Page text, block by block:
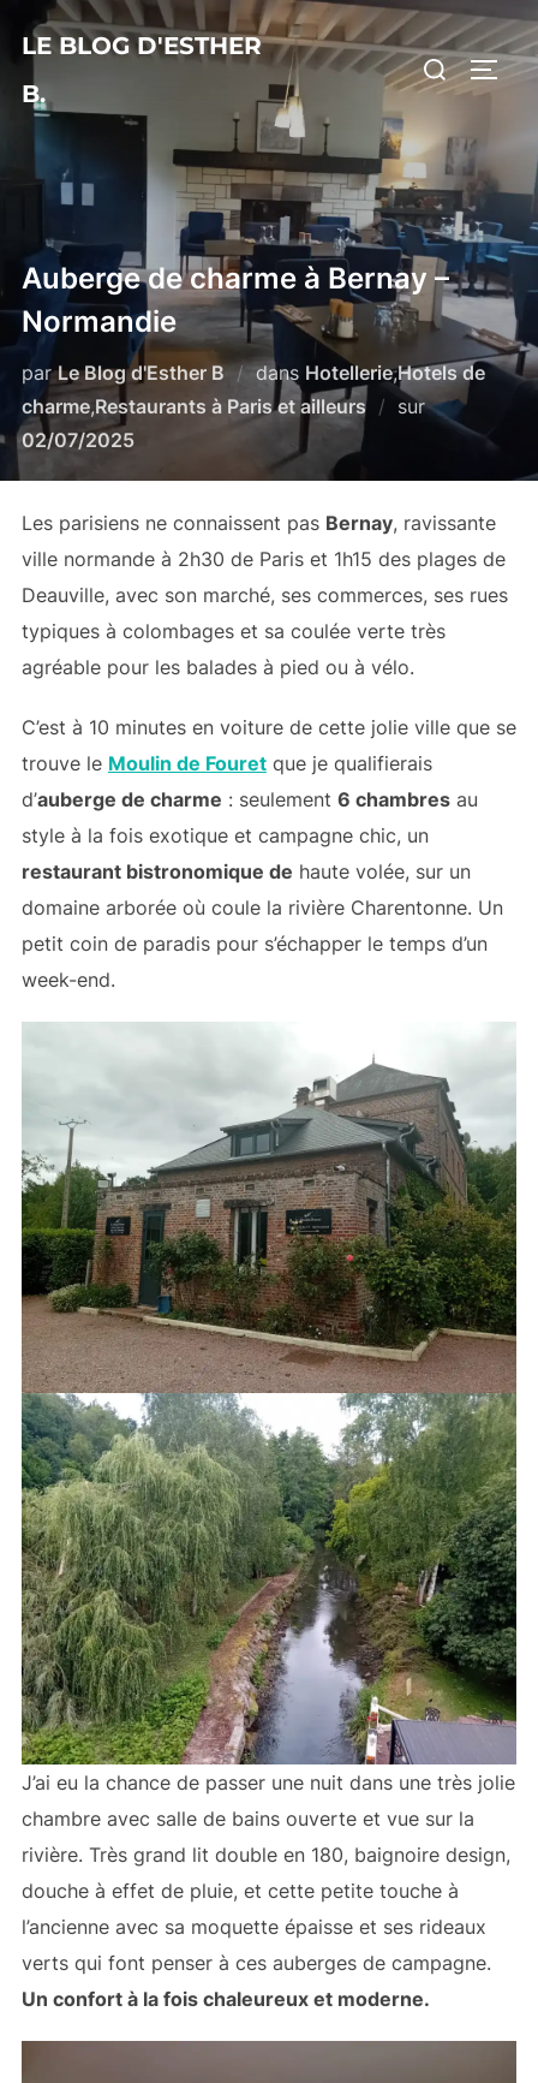
contenu
LE BLOG D'ESTHER
B.
Rechercher :
Auberge de charme à Bernay –
Normandie
parLe Blog d'Esther B dans Hotellerie,Hotels de
charme,Restaurants à Paris et ailleurs surPublié
02/07/2025
Les parisiens ne connaissent pas Bernay, ravissante
ville normande à 2h30 de Paris et 1h15 des plages de
Deauville, avec son marché, ses commerces, ses rues
typiques à colombages et sa coulée verte très
agréable pour les balades à pied ou à vélo.
C’est à 10 minutes en voiture de cette jolie ville que se
trouve le Moulin de Fouretque je qualifierais
d’auberge de charme : seulement 6 chambresau
style à la fois exotique et campagne chic, un
restaurant bistronomique de haute volée, sur un
domaine arborée où coule la rivière Charentonne. Un
petit coin de paradis pour s’échapper le temps d’un
week-end.
J’ai eu la chance de passer une nuit dans une très jolie
chambre avec salle de bains ouverte et vue sur la
rivière. Très grand lit double en 180, baignoire design,
douche à effet de pluie, et cette petite touche à
l’ancienne avec sa moquette épaisse et ses rideaux
verts qui font penser à ces auberges de campagne.
Un confort à la fois chaleureux et moderne.